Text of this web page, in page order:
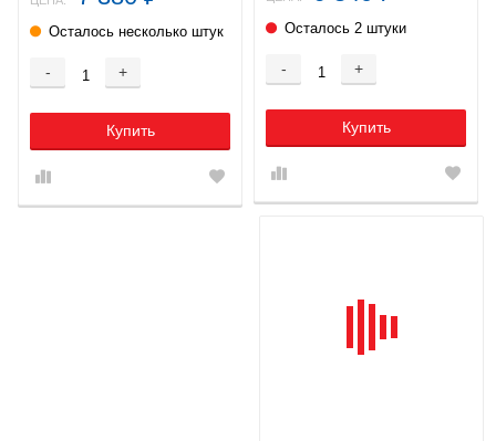
Осталось несколько штук
- +
Купить
Осталось 2 штуки
- +
Купить